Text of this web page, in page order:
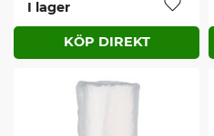
Lägg
I lager